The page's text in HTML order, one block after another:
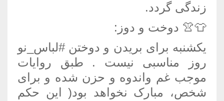
زندگی گردد.
👕👚 دوخت و دوز:
یکشنبه برای بریدن و دوختن #لباس_نو
روز مناسبی نیست . طبق روایات
موجب غم واندوه و حزن شده و برای
شخص، مبارک نخواهد بود‌( این حکم